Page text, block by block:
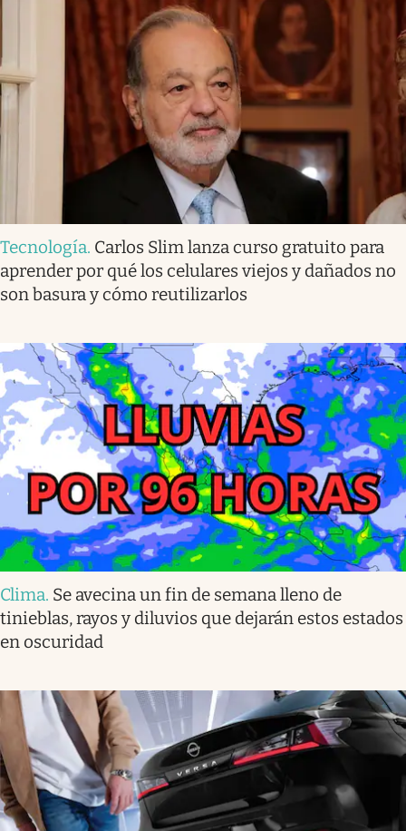
Tecnología. Carlos Slim lanza curso gratuito para
aprender por qué los celulares viejos y dañados no
son basura y cómo reutilizarlos
Clima. Se avecina un fin de semana lleno de
tinieblas, rayos y diluvios que dejarán estos estados
en oscuridad